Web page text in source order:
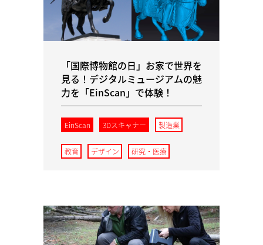
「国際博物館の日」お家で世界を
見る！デジタルミュージアムの魅
力を「EinScan」で体験！
EinScan 3Dスキャナー 製造業
教育 デザイン 研究・医療